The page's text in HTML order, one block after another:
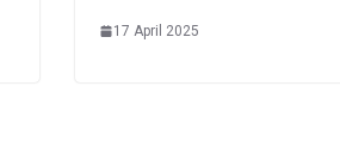
17 April 2025